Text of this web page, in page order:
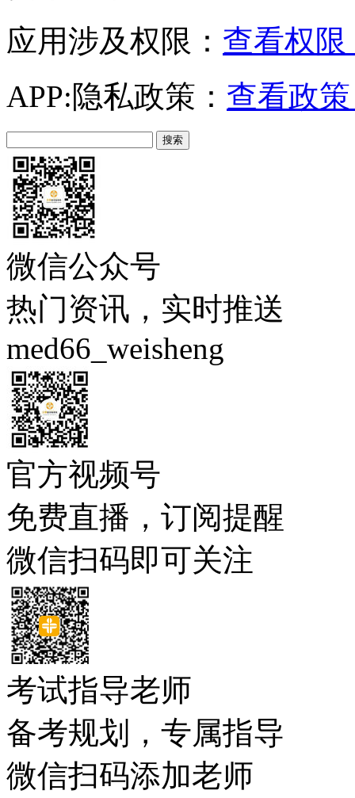
应用涉及权限： 查看权限
APP:隐私政策： 查看政
微信公众号
热门资讯，实时推送
med66_weisheng
官方视频号
免费直播，订阅提醒
微信扫码即可关注
考试指导老师
备考规划，专属指导
微信扫码添加老师